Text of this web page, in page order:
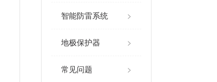
智能防雷系统 >
地极保护器 >
常见问题 >